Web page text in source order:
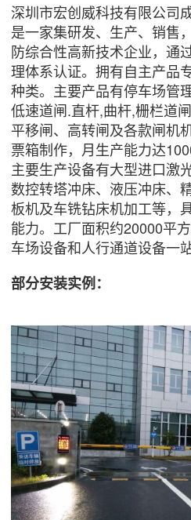
深圳市宏创威科技有限公司
是一家集研发、生产、销售
防综合性高新技术企业，通
理体系认证。拥有自主产品
种类。主要产品有停车场管
低速道闸.直杆,曲杆,栅栏道
平移闸、高转闸及各款闸机
票箱制作，月生产能力达
主要生产设备有大型进口激
数控转塔冲床、液压冲床、
板机及车铣钻床机加工等，
能力。工厂面积约20000平
车场设备和人行通道设备一
部分安装实例：